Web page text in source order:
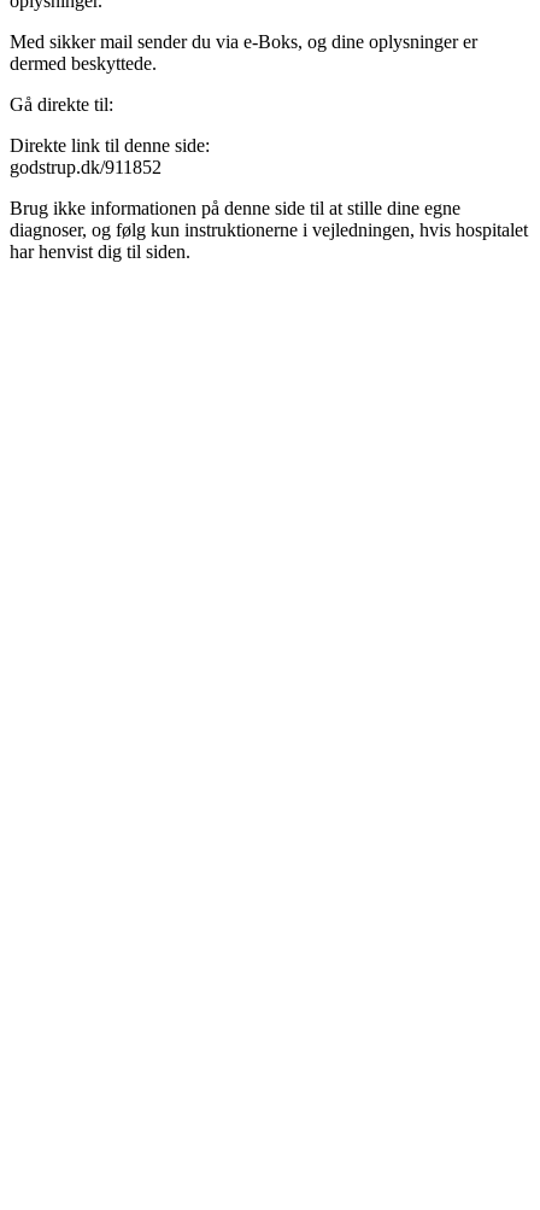
Med sikker mail sender du via e-Boks, og dine oplysninger er
dermed beskyttede.
Gå direkte til:
Direkte link til denne side:
godstrup.dk/911852
Brug ikke informationen på denne side til at stille dine egne
diagnoser, og følg kun instruktionerne i vejledningen, hvis hospitalet
har henvist dig til siden.